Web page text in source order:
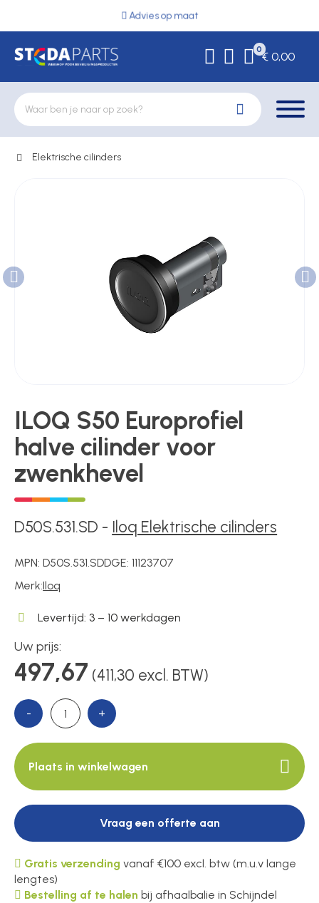
Advies op maat
0
€ 0,00
Deurbeslag
Hekwerkonderdelen
Pulsgevers
Sloten
Toegangscontrole
Toegangsverlening
Over ons
Contact
Elektrische cilinders
ILOQ S50 Europrofiel
halve cilinder voor
zwenkhevel
D50S.531.SD - Iloq Elektrische cilinders
MPN:D50S.531.SDDGE:11123707
Merk:Iloq
Levertijd: 3 – 10 werkdagen
Uw prijs:
497,67 (411,30 excl. BTW)
- +
Plaats in winkelwagen
Vraag een offerte aan
Gratis verzending vanaf €100 excl. btw (m.u.v lange
lengtes)
Bestelling af te halen bij afhaalbalie in Schijndel